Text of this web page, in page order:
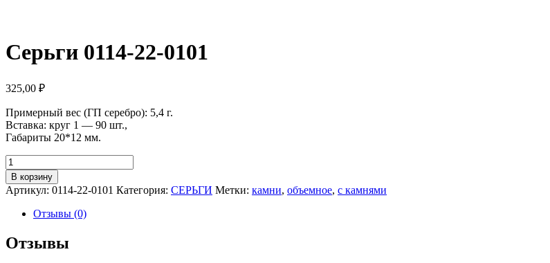
Серьги 0114-22-0101
325,00 ₽
Примерный вес (ГП серебро): 5,4 г.
Вставка: круг 1 — 90 шт.,
Габариты 20*12 мм.
Количество
Серьги
0114-
22-
0101
В корзину
Артикул: 0114-22-0101 Категория: СЕРЬГИ Метки: камни, объемное, с камнями
Отзывы (0)
Отзывы